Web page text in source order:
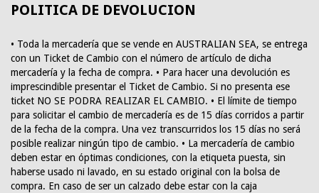
POLITICA DE DEVOLUCION
• Toda la mercadería que se vende en AUSTRALIAN SEA, se entrega
con un Ticket de Cambio con el número de artículo de dicha
mercadería y la fecha de compra. • Para hacer una devolución es
imprescindible presentar el Ticket de Cambio. Si no presenta ese
ticket NO SE PODRA REALIZAR EL CAMBIO. • El límite de tiempo
para solicitar el cambio de mercadería es de 15 días corridos a partir
de la fecha de la compra. Una vez transcurridos los 15 días no será
posible realizar ningún tipo de cambio. • La mercadería de cambio
deben estar en óptimas condiciones, con la etiqueta puesta, sin
haberse usado ni lavado, en su estado original con la bolsa de
compra. En caso de ser un calzado debe estar con la caja